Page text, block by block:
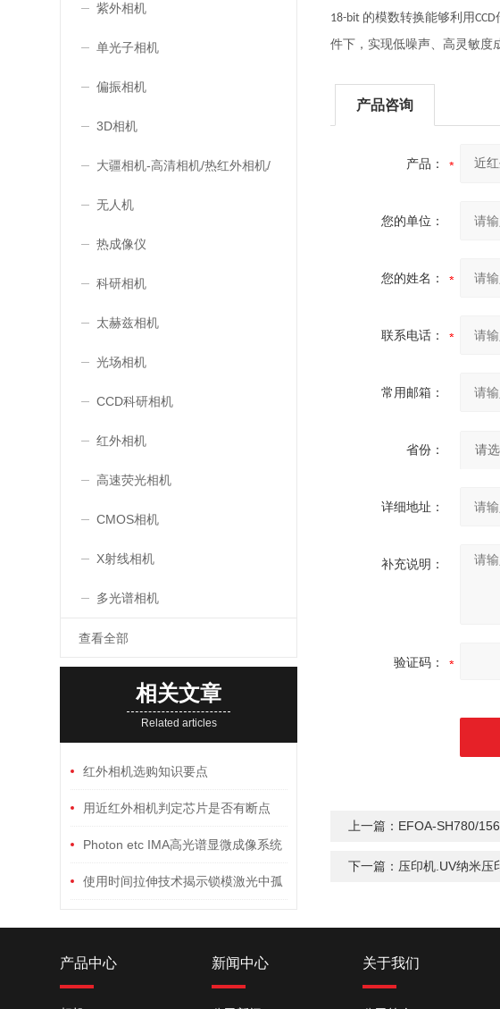
紫外相机
单光子相机
偏振相机
3D相机
大疆相机-高清相机/热红外相机/
双光相机
无人机
热成像仪
科研相机
太赫兹相机
光场相机
CCD科研相机
红外相机
高速荧光相机
CMOS相机
X射线相机
多光谱相机
查看全部
相关文章
Related articles
红外相机选购知识要点
用近红外相机判定芯片是否有断点
Photon etc IMA高光谱显微成像系统
钙钛矿晶体上的应用
使用时间拉伸技术揭示锁模激光中孤
18-bit 的模数转换能够利用CCD
件下，实现低噪声、高灵敏度
产品咨询
产品：
您的单位：
您的姓名：
联系电话：
常用邮箱：
省份：
详细地址：
补充说明：
验证码：
上一篇： EFOA-SH780/
下一篇： 压印机.UV纳米压
产品中心 新闻中心 关于我们